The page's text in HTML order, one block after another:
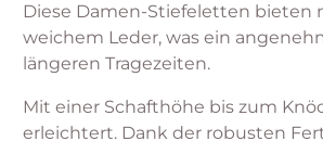
Diese Damen-Stiefeletten bieten
weichem Leder, was ein
längeren Tragezeiten.
Mit einer Schafthöhe bis zum
erleichtert. Dank der robusten